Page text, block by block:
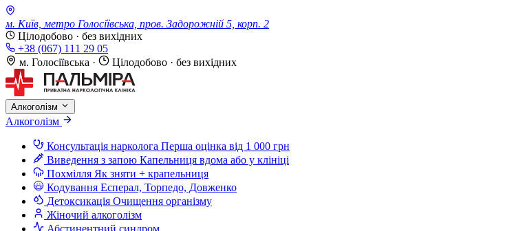
м. Київ, метро Голосіївська, пров. Задорожній 5, корп. 2
Цілодобово · без вихідних
+38 (067) 111 29 05
м. Голосіївська · Цілодобово · без вихідних
Алкоголізм
Алкоголізм
Консультація нарколога Перша оцінка від 1 000 грн
Виведення з запою Капельниця вдома або у клініці
Похмілля Як зняти + крапельниця
Кодування Есперал, Торпедо, Довженко
Детоксикація Очищення організму
Жіночий алкоголізм